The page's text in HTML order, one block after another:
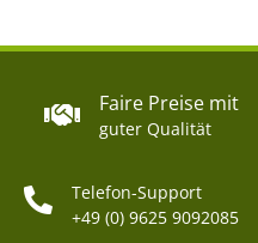
Faire Preise mit
guter Qualität
Telefon-Support
+49 (0) 9625 9092085